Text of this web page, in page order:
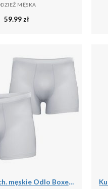
MĘSKA
59.99 zł
Bokserki tech. męskie Odlo Boxer ACTIVE EVERYDAY ECO 2PACK